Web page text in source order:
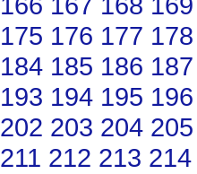
175 176 177 178
184 185 186 187
193 194 195 196
202 203 204 205
211 212 213 214